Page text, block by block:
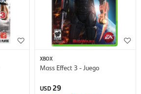
XBOX
Mass Effect 3 - Juego
USD29